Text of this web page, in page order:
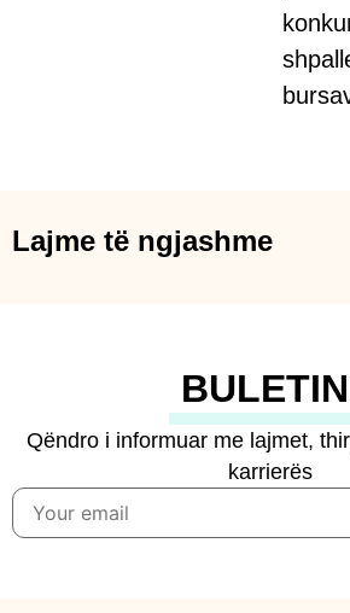
Lajme të ngjashme
Qëndro i informuar me lajmet,
karrierës